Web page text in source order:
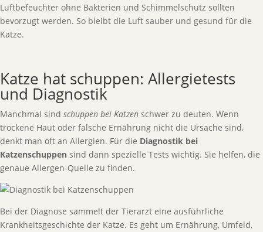
Luftbefeuchter ohne Bakterien und Schimmelschutz sollten
bevorzugt werden. So bleibt die Luft sauber und gesund für die
Katze.
Katze hat schuppen: Allergietests
und Diagnostik
Manchmal sind schuppen bei Katzen schwer zu deuten. Wenn
trockene Haut oder falsche Ernährung nicht die Ursache sind,
denkt man oft an Allergien. Für die Diagnostik bei
Katzenschuppen sind dann spezielle Tests wichtig. Sie helfen, die
genaue Allergen-Quelle zu finden.
Bei der Diagnose sammelt der Tierarzt eine ausführliche
Krankheitsgeschichte der Katze. Es geht um Ernährung, Umfeld,